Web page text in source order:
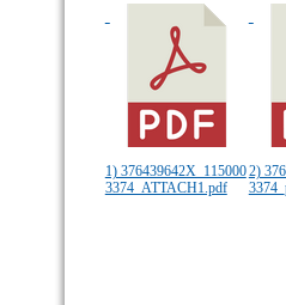
1) 376439642X_115000
3374_ATTACH1.pdf
2)